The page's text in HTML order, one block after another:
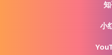
小